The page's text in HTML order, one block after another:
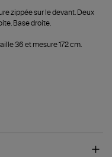
zippée sur le devant. Deux
Base droite.
36 et mesure 172 cm.